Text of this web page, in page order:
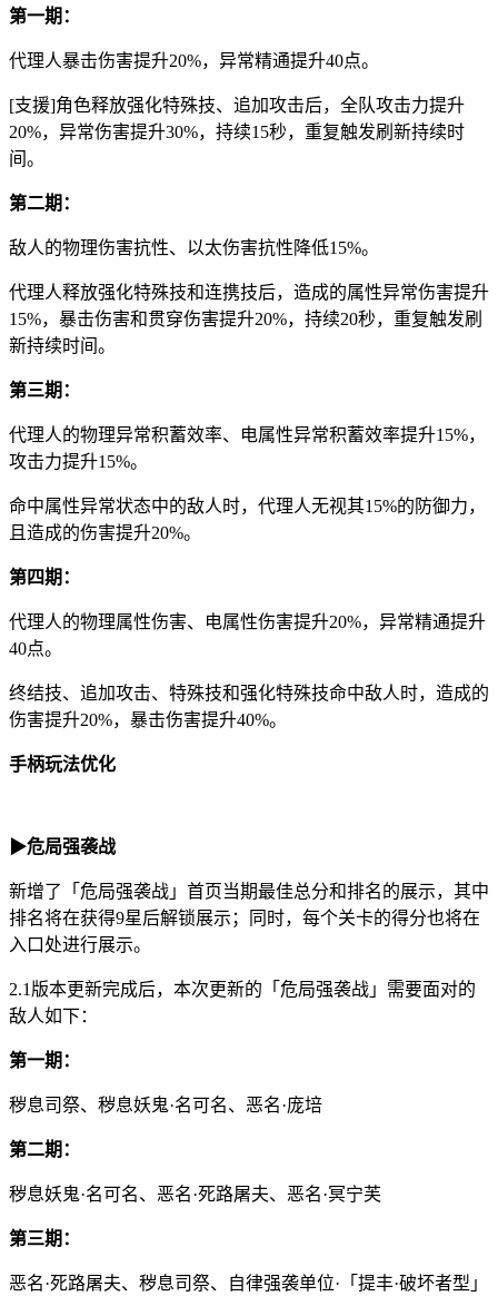
第一期：
代理人暴击伤害提升20%，异常精通提升40点。
[支援]角色释放强化特殊技、追加攻击后，全队攻击力提升
20%，异常伤害提升30%，持续15秒，重复触发刷新持续时
间。
第二期：
敌人的物理伤害抗性、以太伤害抗性降低15%。
代理人释放强化特殊技和连携技后，造成的属性异常伤害提升
15%，暴击伤害和贯穿伤害提升20%，持续20秒，重复触发刷
新持续时间。
第三期：
代理人的物理异常积蓄效率、电属性异常积蓄效率提升15%，
攻击力提升15%。
命中属性异常状态中的敌人时，代理人无视其15%的防御力，
且造成的伤害提升20%。
第四期：
代理人的物理属性伤害、电属性伤害提升20%，异常精通提升
40点。
终结技、追加攻击、特殊技和强化特殊技命中敌人时，造成的
伤害提升20%，暴击伤害提升40%。
手柄玩法优化
▶危局强袭战
新增了「危局强袭战」首页当期最佳总分和排名的展示，其中
排名将在获得9星后解锁展示；同时，每个关卡的得分也将在
入口处进行展示。
2.1版本更新完成后，本次更新的「危局强袭战」需要面对的
敌人如下：
第一期：
秽息司祭、秽息妖鬼·名可名、恶名·庞培
第二期：
秽息妖鬼·名可名、恶名·死路屠夫、恶名·冥宁芙
第三期：
恶名·死路屠夫、秽息司祭、自律强袭单位·「提丰·破坏者型」